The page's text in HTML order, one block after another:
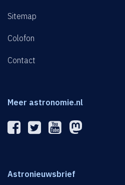
Sitemap
Colofon
Contact
Meer astronomie.nl
Astronieuwsbrief